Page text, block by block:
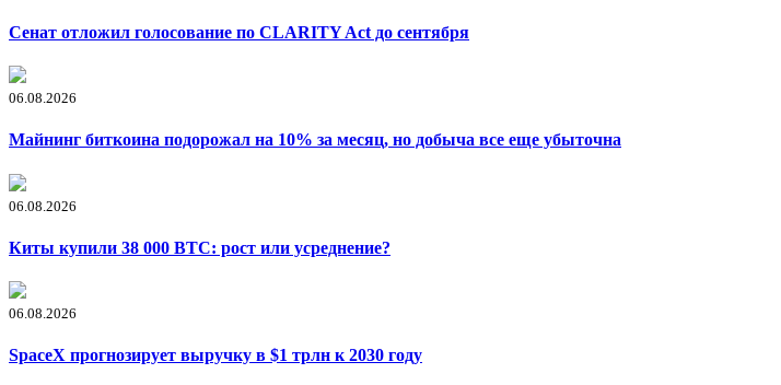
Сенат отложил голосование по CLARITY Act до сентября
06.08.2026
Майнинг биткоина подорожал на 10% за месяц, но добыча все еще убыточна
06.08.2026
Киты купили 38 000 BTC: рост или усреднение?
06.08.2026
SpaceX прогнозирует выручку в $1 трлн к 2030 году